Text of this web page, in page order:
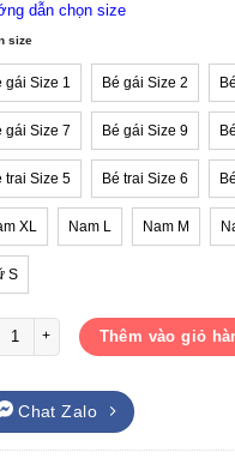
dẫn chọn size
size
gái Size 1 Bé gái Size 2
gái Size 7 Bé gái Size 9
trai Size 5 Bé trai Size 6
XL Nam L Nam M
S
áo gia đình Tết chào xuân Giáp
Thêm vào giỏ
Chat Zalo